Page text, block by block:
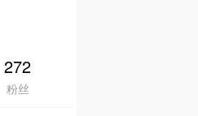
🇮🇹
🇦🇺
272
粉丝